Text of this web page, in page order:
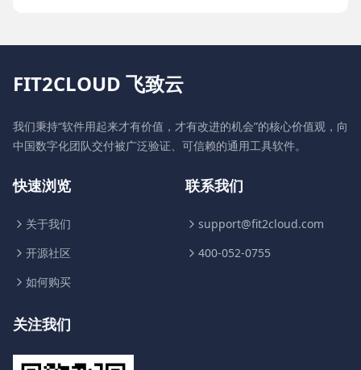
FIT2CLOUD 飞致云
我们秉持“软件用起来才有价值，才有改进的机会”的核心价值观，向
中国数字化团队交付被广泛验证、可信赖的通用工具软件。
快速浏览
关于我们
开源社区
如何购买
联系我们
support@fit2cloud.com
400-052-0755
关注我们